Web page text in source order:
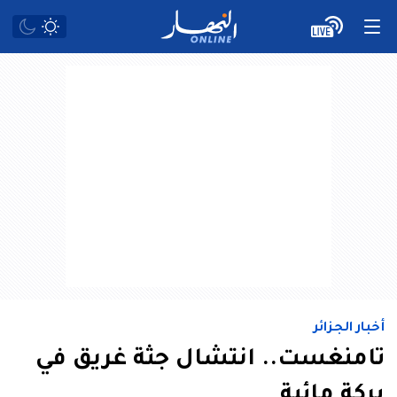
أخبار الجزائر
تامنغست.. انتشال جثة غريق في